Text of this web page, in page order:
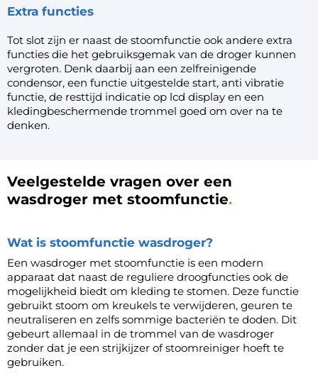
Extra functies
Tot slot zijn er naast de stoomfunctie ook andere extra
functies die het gebruiksgemak van de droger kunnen
vergroten. Denk daarbij aan een zelfreinigende
condensor, een functie uitgestelde start, anti vibratie
functie, de resttijd indicatie op lcd display en een
kledingbeschermende trommel goed om over na te
denken.
Veelgestelde vragen over een
wasdroger met stoomfunctie
Wat is stoomfunctie wasdroger?
Een wasdroger met stoomfunctie is een modern
apparaat dat naast de reguliere droogfuncties ook de
mogelijkheid biedt om kleding te stomen. Deze functie
gebruikt stoom om kreukels te verwijderen, geuren te
neutraliseren en zelfs sommige bacteriën te doden. Dit
gebeurt allemaal in de trommel van de wasdroger
zonder dat je een strijkijzer of stoomreiniger hoeft te
gebruiken.